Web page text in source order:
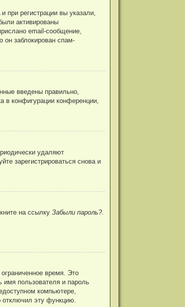
регистрации вы указали,
активированы
email-сообщение,
он заблокирован спам-
введены правильно,
в конфигурации конференции,
удаляют
зарегистрироваться снова и
на ссылку Забыли пароль?.
время. Это
имя пользователя и пароль
компьютере,
отключил эту функцию.